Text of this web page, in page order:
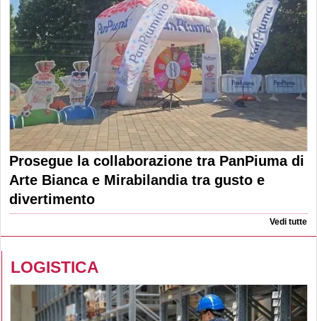
Prosegue la collaborazione tra PanPiuma di
Arte Bianca e Mirabilandia tra gusto e
divertimento
Vedi tutte
LOGISTICA